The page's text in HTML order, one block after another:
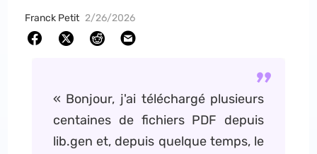
Franck Petit 2/26/2026
« Bonjour, j'ai téléchargé plusieurs
centaines de fichiers PDF depuis
lib.gen et, depuis quelque temps, le